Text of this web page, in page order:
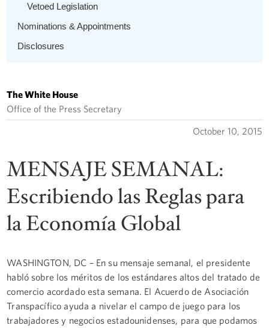
Vetoed Legislation
Nominations & Appointments
Disclosures
The White House
Office of the Press Secretary
October 10, 2015
MENSAJE SEMANAL:
Escribiendo las Reglas para
la Economía Global
WASHINGTON, DC – En su mensaje semanal, el presidente
habló sobre los méritos de los estándares altos del tratado de
comercio acordado esta semana. El Acuerdo de Asociación
Transpacífico ayuda a nivelar el campo de juego para los
trabajadores y negocios estadounidenses, para que podamos